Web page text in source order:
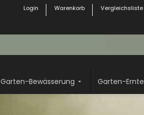
Login Warenkorb Vergleichsliste
Garten-Bewässerung Garten-Ernte